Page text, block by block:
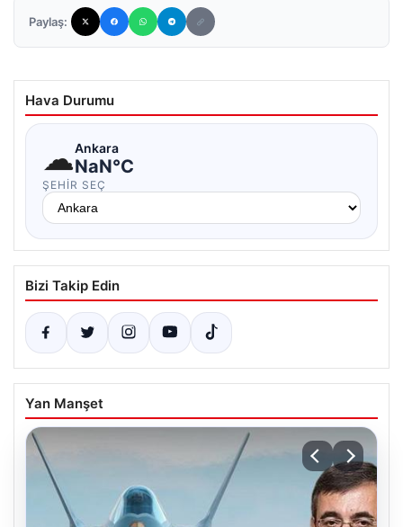
Paylaş:
Hava Durumu
☁Ankara
NaN°C
ŞEHIR SEÇ
Bizi Takip Edin
Yan Manşet